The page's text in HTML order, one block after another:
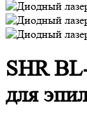
SHR
для